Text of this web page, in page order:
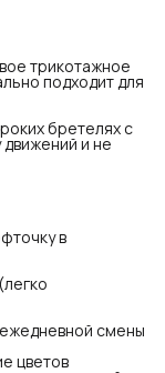
трикотажное
подходит для
бретелях с
и не
в
смены
цветов